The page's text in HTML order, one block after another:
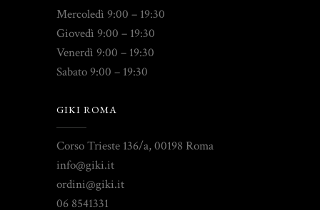
Mercoledì 9:00 – 19:30
Giovedì 9:00 – 19:30
Venerdì 9:00 – 19:30
Sabato 9:00 – 19:30
GIKI ROMA
Corso Trieste 136/a, 00198 Roma
info@giki.it
ordini@giki.it
06 8541331